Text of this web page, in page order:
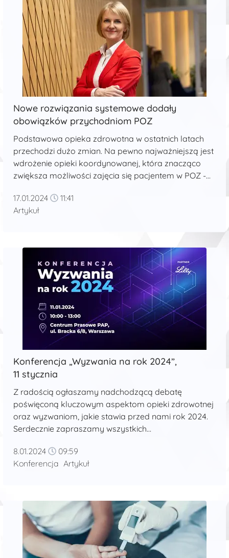
Nowe rozwiązania systemowe dodały
obowiązków przychodniom POZ
Podstawowa opieka zdrowotna w ostatnich latach
przechodzi dużo zmian. Na pewno najważniejszą jest
wdrożenie opieki koordynowanej, która znacząco
zwiększa możliwości zajęcia się pacjentem w POZ -
17.01.2024
11:41
Artykuł
Konferencja „Wyzwania na rok 2024”,
11 stycznia
Z radością ogłaszamy nadchodzącą debatę
poświęconą kluczowym aspektom opieki zdrowotnej
oraz wyzwaniom, jakie stawia przed nami rok 2024.
Serdecznie zapraszamy wszystkich
odbędzie się 11 stycznia, w siedzibie Polskiej Agencji
Prasowej przy ulicy Brackiej 6/8. ...
8.01.2024
09:59
Konferencja Artykuł